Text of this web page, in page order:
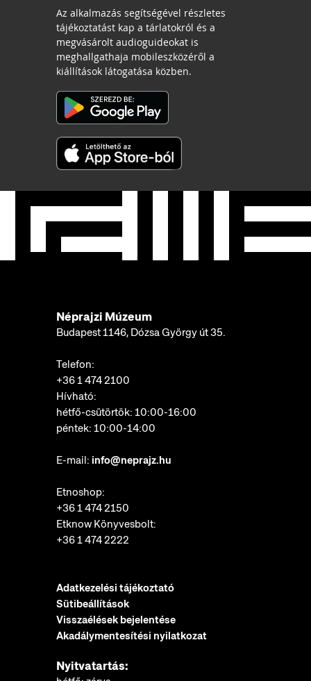
Az alkalmazás segítségével részletes
tájékoztatást kap a tárlatokról és a
megvásárolt audioguideokat is
meghallgathaja mobileszközéről a
kiállítások látogatása közben.
Néprajzi Múzeum
Budapest 1146, Dózsa György út 35.
Telefon:
+36 1 474 2100
Hívható:
hétfő-csütörtök: 10:00-16:00
péntek: 10:00-14:00
E-mail: info@neprajz.hu
Etnoshop:
+36 1 474 2150
Etknow Könyvesbolt:
+36 1 474 2222
Adatkezelési tájékoztató
Sütibeállítások
Visszaélések bejelentése
Akadálymentesítési nyilatkozat
Nyitvatartás: